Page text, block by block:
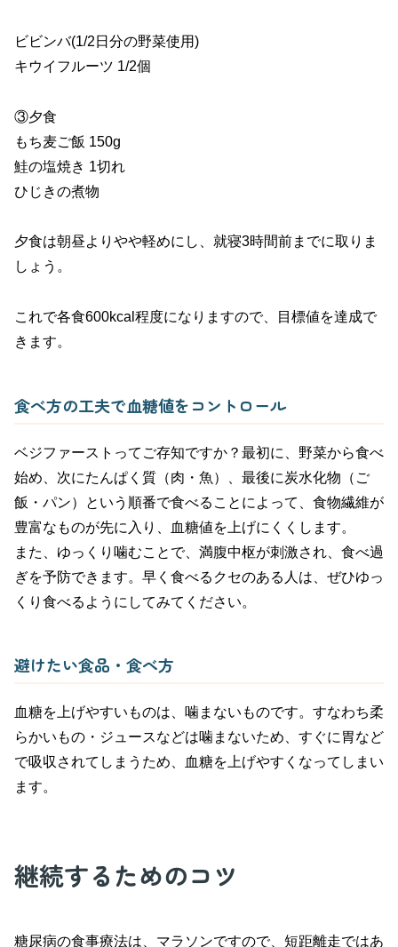
ビビンバ(1/2日分の野菜使用)
キウイフルーツ 1/2個
③夕食
もち麦ご飯 150g
鮭の塩焼き 1切れ
ひじきの煮物
夕食は朝昼よりやや軽めにし、就寝3時間前までに取りま
しょう。
これで各食600kcal程度になりますので、目標値を達成で
きます。
食べ方の工夫で血糖値をコントロール
ベジファーストってご存知ですか？最初に、野菜から食べ
始め、次にたんぱく質（肉・魚）、最後に炭水化物（ご
飯・パン）という順番で食べることによって、食物繊維が
豊富なものが先に入り、血糖値を上げにくくします。
また、ゆっくり噛むことで、満腹中枢が刺激され、食べ過
ぎを予防できます。早く食べるクセのある人は、ぜひゆっ
くり食べるようにしてみてください。
避けたい食品・食べ方
血糖を上げやすいものは、噛まないものです。すなわち柔
らかいもの・ジュースなどは噛まないため、すぐに胃など
で吸収されてしまうため、血糖を上げやすくなってしまい
ます。
継続するためのコツ
糖尿病の食事療法は、マラソンですので、短距離走ではあ